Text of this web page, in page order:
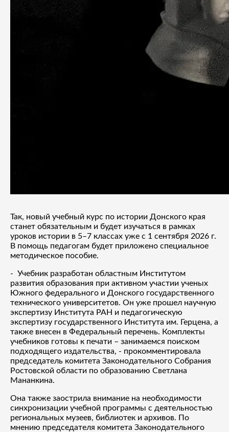
Так, новый учебный курс по истории Донского края
станет обязательным и будет изучаться в рамках
уроков истории в 5–7 классах уже с 1 сентября 2026 г.
В помощь педагогам будет приложено специальное
методическое пособие.
- Учебник разработан областным Институтом
развития образования при активном участии ученых
Южного федерального и Донского государственного
технического университетов. Он уже прошел научную
экспертизу Института РАН и педагогическую
экспертизу государственного Института им. Герцена, а
также внесен в Федеральный перечень. Комплекты
учебников готовы к печати – занимаемся поиском
подходящего издательства, - прокомментировала
председатель комитета Законодательного Собрания
Ростовской области по образованию Светлана
Мананкина.
Она также заострила внимание на необходимости
синхронизации учебной программы с деятельностью
региональных музеев, библиотек и архивов. По
мнению председателя комитета Законодательного